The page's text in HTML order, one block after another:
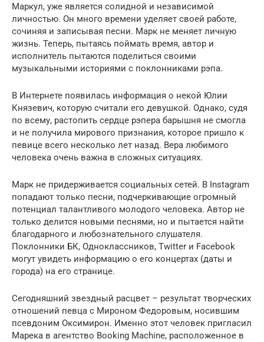
Маркул, уже является солидной и независимой
личностью. Он много времени уделяет своей работе,
сочиняя и записывая песни. Марк не меняет личную
жизнь. Теперь, пытаясь поймать время, автор и
исполнитель пытаются поделиться своими
музыкальными историями с поклонниками рэпа.
В Интернете появилась информация о некой Юлии
Князевич, которую считали его девушкой. Однако, судя
по всему, растопить сердце рэпера барышня не смогла
и не получила мирового признания, которое пришло к
певице всего несколько лет назад. Вера любимого
человека очень важна в сложных ситуациях.
Марк не придерживается социальных сетей. В Instagram
попадают только песни, подчеркивающие огромный
потенциал талантливого молодого человека. Автор не
только делится новыми песнями, но и пытается найти
благодарного и любознательного слушателя.
Поклонники БК, Одноклассников, Twitter и Facebook
могут увидеть информацию о его концертах (даты и
города) на его странице.
Сегодняшний звездный расцвет – результат творческих
отношений певца с Мироном Федоровым, носившим
псевдоним Оксимирон. Именно этот человек пригласил
Марека в агентство Booking Machine, расположенное в